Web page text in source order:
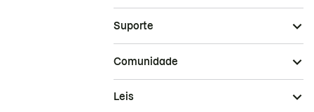
Suporte
Comunidade
Leis